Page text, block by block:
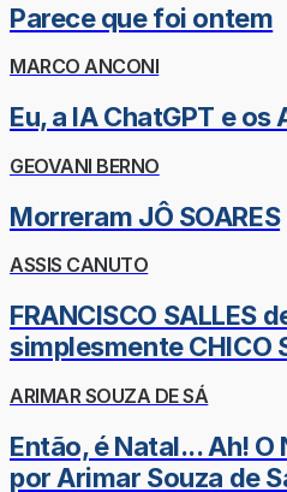
Parece que foi ontem
MARCO ANCONI
Eu, a IA ChatGPT e os
GEOVANI BERNO
Morreram JÔ SOARES
ASSIS CANUTO
FRANCISCO SALLES
simplesmente CHICO
ARIMAR SOUZA DE SÁ
Então, é Natal... Ah!
por Arimar Souza de